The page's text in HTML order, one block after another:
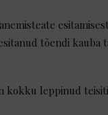
tõendi kauba
kokku leppinud